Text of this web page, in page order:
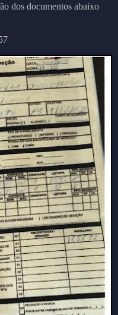
dos documentos abaixo